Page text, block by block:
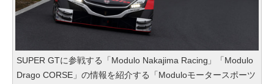
SUPER GTに参戦する「Modulo Nakajima Racing」「Modulo
Drago CORSE」の情報を紹介する「Moduloモータースポーツ